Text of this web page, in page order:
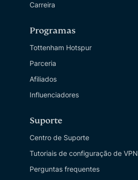
Carreira
Programas
Tottenham Hotspur
Parceria
Afiliados
Influenciadores
Suporte
Centro de Suporte
Tutoriais de configuração de VPN
Perguntas frequentes